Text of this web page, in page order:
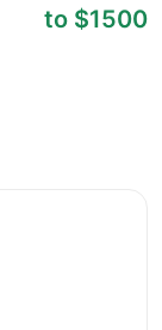
to $1500